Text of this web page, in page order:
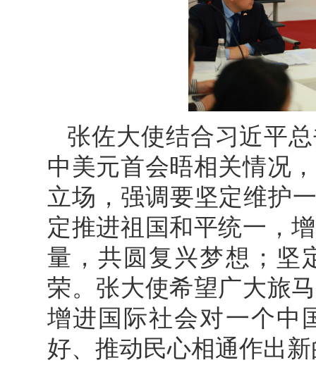
张佐大使结合习近平
中美元首会晤相关情况
立场，强调要坚定维护
定推进祖国和平统一，
量，共圆复兴梦想；坚
荣。张大使希望广大旅
增进国际社会对一个中
好、推动民心相通作出